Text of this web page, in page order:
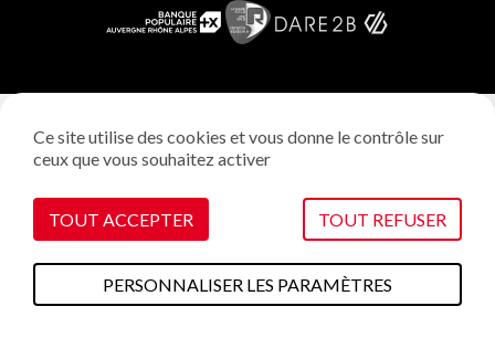
Gestion des cookies
Ce site utilise des cookies et vous donne le contrôle sur
ceux que vous souhaitez activer
TOUT ACCEPTER TOUT REFUSER
PERSONNALISER LES PARAMÈTRES